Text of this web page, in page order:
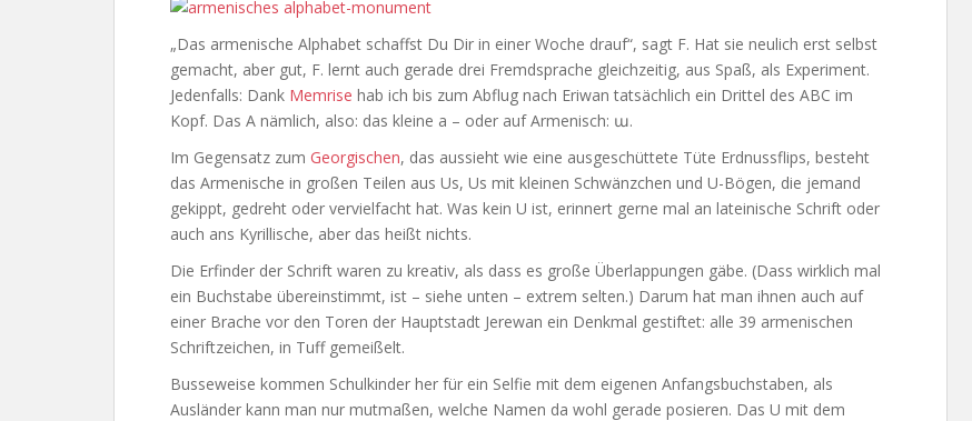
„Das armenische Alphabet schaffst Du Dir in einer Woche drauf“, sagt F. Hat sie neulich erst selbst
gemacht, aber gut, F. lernt auch gerade drei Fremdsprache gleichzeitig, aus Spaß, als Experiment.
Jedenfalls: Dank Memrise hab ich bis zum Abflug nach Eriwan tatsächlich ein Drittel des ABC im
Kopf. Das A nämlich, also: das kleine a – oder auf Armenisch: ա.
Im Gegensatz zum Georgischen, das aussieht wie eine ausgeschüttete Tüte Erdnussflips, besteht
das Armenische in großen Teilen aus Us, Us mit kleinen Schwänzchen und U-Bögen, die jemand
gekippt, gedreht oder vervielfacht hat. Was kein U ist, erinnert gerne mal an lateinische Schrift oder
auch ans Kyrillische, aber das heißt nichts.
Die Erfinder der Schrift waren zu kreativ, als dass es große Überlappungen gäbe. (Dass wirklich mal
ein Buchstabe übereinstimmt, ist – siehe unten – extrem selten.) Darum hat man ihnen auch auf
einer Brache vor den Toren der Hauptstadt Jerewan ein Denkmal gestiftet: alle 39 armenischen
Schriftzeichen, in Tuff gemeißelt.
Busseweise kommen Schulkinder her für ein Selfie mit dem eigenen Anfangsbuchstaben, als
Ausländer kann man nur mutmaßen, welche Namen da wohl gerade posieren. Das U mit dem